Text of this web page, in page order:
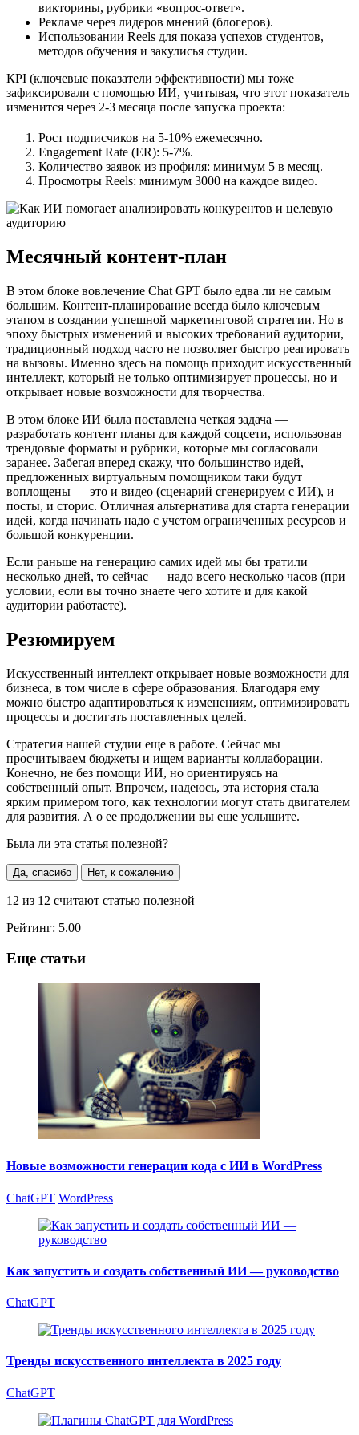
викторины, рубрики «вопрос-ответ».
Рекламе через лидеров мнений (блогеров).
Использовании Reels для показа успехов студентов,
методов обучения и закулисья студии.
КРІ (ключевые показатели эффективности) мы тоже
зафиксировали с помощью ИИ, учитывая, что этот показатель
изменится через 2-3 месяца после запуска проекта:
Рост подписчиков на 5-10% ежемесячно.
Engagement Rate (ER): 5-7%.
Количество заявок из профиля: минимум 5 в месяц.
Просмотры Reels: минимум 3000 на каждое видео.
Месячный контент-план
В этом блоке вовлечение Chat GPT было едва ли не самым
большим. Контент-планирование всегда было ключевым
этапом в создании успешной маркетинговой стратегии. Но в
эпоху быстрых изменений и высоких требований аудитории,
традиционный подход часто не позволяет быстро реагировать
на вызовы. Именно здесь на помощь приходит искусственный
интеллект, который не только оптимизирует процессы, но и
открывает новые возможности для творчества.
В этом блоке ИИ была поставлена четкая задача —
разработать контент планы для каждой соцсети, использовав
трендовые форматы и рубрики, которые мы согласовали
заранее. Забегая вперед скажу, что большинство идей,
предложенных виртуальным помощником таки будут
воплощены — это и видео (сценарий сгенерируем с ИИ), и
посты, и сторис. Отличная альтернатива для старта генерации
идей, когда начинать надо с учетом ограниченных ресурсов и
большой конкуренции.
Если раньше на генерацию самих идей мы бы тратили
несколько дней, то сейчас — надо всего несколько часов (при
условии, если вы точно знаете чего хотите и для какой
аудитории работаете).
Резюмируем
Искусственный интеллект открывает новые возможности для
бизнеса, в том числе в сфере образования. Благодаря ему
можно быстро адаптироваться к изменениям, оптимизировать
процессы и достигать поставленных целей.
Стратегия нашей студии еще в работе. Сейчас мы
просчитываем бюджеты и ищем варианты коллаборации.
Конечно, не без помощи ИИ, но ориентируясь на
собственный опыт. Впрочем, надеюсь, эта история стала
ярким примером того, как технологии могут стать двигателем
для развития. А о ее продолжении вы еще услышите.
Была ли эта статья полезной?
Да, спасибо Нет, к сожалению
12 из 12 считают статью полезной
Рейтинг: 5.00
Еще статьи
Новые возможности генерации кода с ИИ в WordPress
ChatGPT WordPress
Как запустить и создать собственный ИИ — руководство
ChatGPT
Тренды искусственного интеллекта в 2025 году
ChatGPT